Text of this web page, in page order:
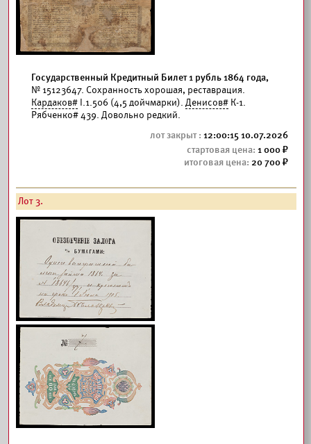
Государственный Кредитный Билет 1 рубль 1864 года,
№ 15123647. Сохранность хорошая, реставрация.
Кардаков# I.1.506 (4,5 дойчмарки). Денисов# К-1.
Рябченко# 439. Довольно редкий.
12:00:15 10.07.2026
1 000
20 700
Лот 3.